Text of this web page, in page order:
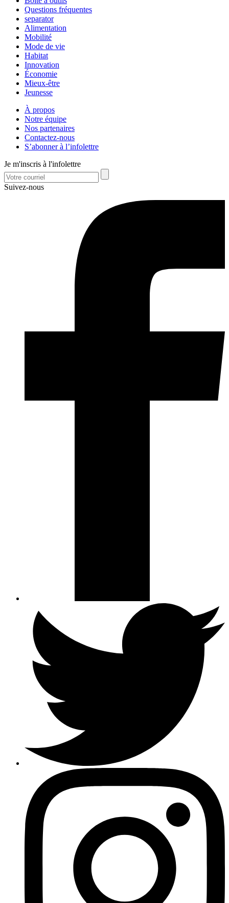
Questions fréquentes
separator
Alimentation
Mobilité
Mode de vie
Habitat
Innovation
Économie
Mieux-être
Jeunesse
À propos
Notre équipe
Nos partenaires
Contactez-nous
S’abonner à l’infolettre
Je m'inscris à l'infolettre
Suivez-nous